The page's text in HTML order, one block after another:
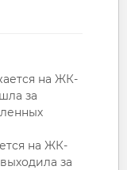
на ЖК-
за
на ЖК-
за